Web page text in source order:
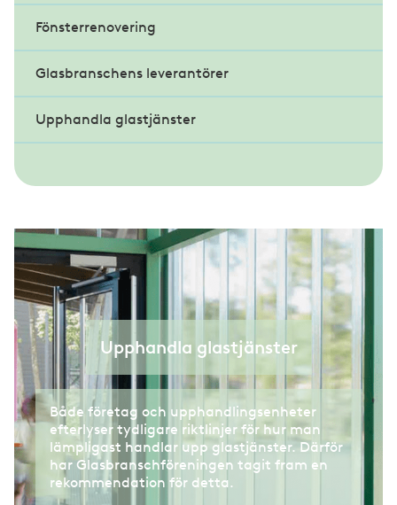
Färglära
Konsten att hänga konst
Råd från en papperskonservator
Fönsterrenovering
Glasbranschens leverantörer
Upphandla glastjänster
Upphandla glastjänster
Både företag och upphandlingsenheter
efterlyser tydligare riktlinjer för hur man
lämpligast handlar upp glastjänster. Därför
har Glasbranschföreningen tagit fram en
rekommendation för detta.